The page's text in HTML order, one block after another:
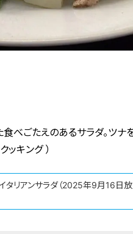
べごたえのあるサラダ。ツナ
ッキング ）
タリアンサラダ（2025年9月16日放